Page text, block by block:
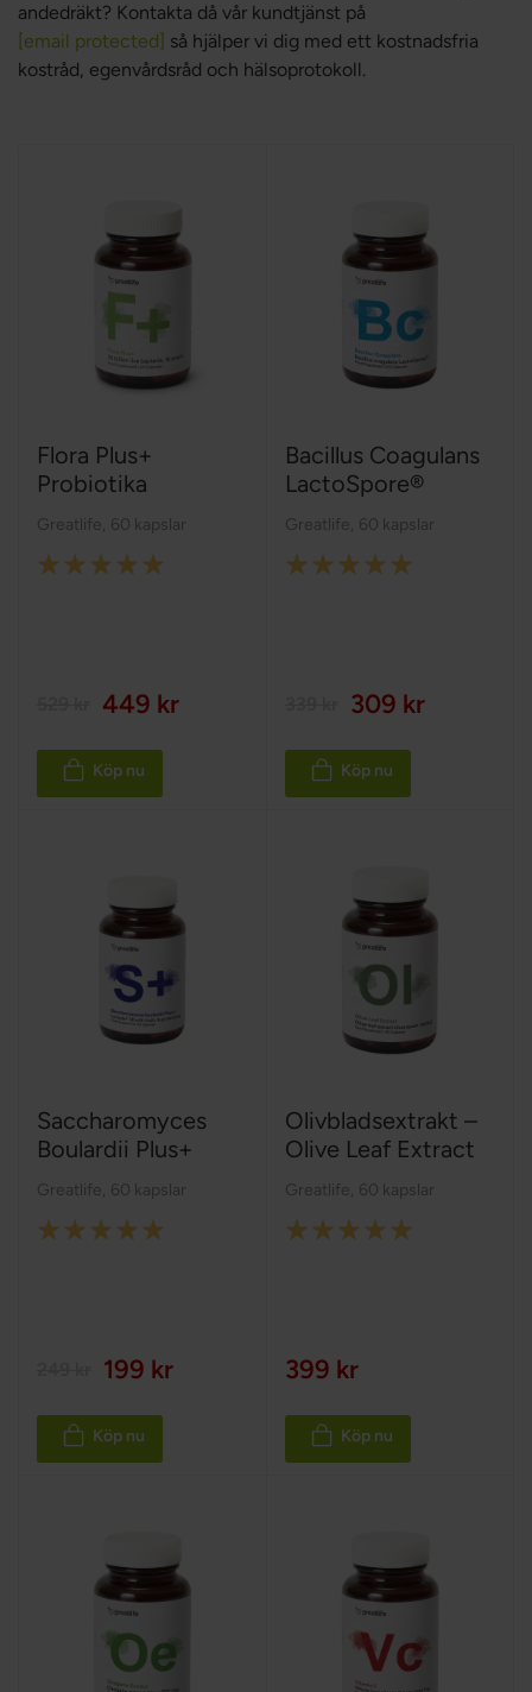
andedräkt? Kontakta då vår kundtjänst på
[email protected] så hjälper vi dig med ett kostnadsfria
kostråd, egenvårdsråd och hälsoprotokoll.
Flora Plus+
Probiotika
Greatlife 60 kapslar
Rating:
449 kr
Köp nu
Bacillus Coagulans
LactoSpore®
Greatlife 60 kapslar
Rating:
309 kr
Köp nu
Saccharomyces
Boulardii Plus+
Greatlife 60 kapslar
Rating:
199 kr
Köp nu
Olivbladsextrakt –
Olive Leaf Extract
Greatlife 60 kapslar
Rating:
399 kr
Köp nu